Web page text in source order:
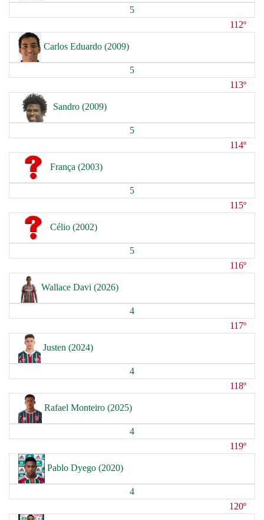
5
112º
Carlos Eduardo (2009)
5
113º
Sandro (2009)
5
114º
França (2003)
5
115º
Célio (2002)
5
116º
Wallace Davi (2026)
4
117º
Justen (2024)
4
118º
Rafael Monteiro (2025)
4
119º
Pablo Dyego (2020)
4
120º